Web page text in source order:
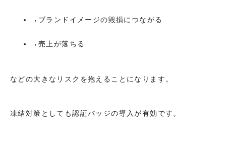
ブランドイメージの毀損につながる
売上が落ちる
などの大きなリスクを抱えることになります。
凍結対策としても認証バッジの導入が有効です。